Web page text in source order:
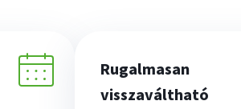
Rugalmasan
visszaváltható